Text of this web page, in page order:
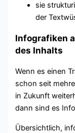
sie
der
Infografiken
des Inhalts
Wenn es einen
schon seit
in Zukunft
dann sind es
Übersichtlich,